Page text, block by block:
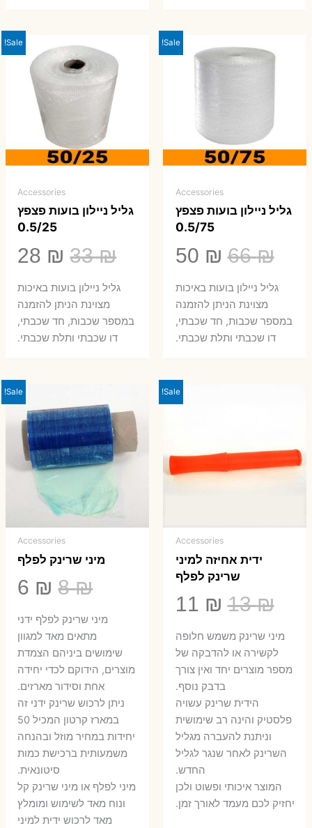
Sale!
Accessories
גליל ניילון בועות פצפץ
0.5/75
66₪
המחיר
המקורי
היה:
66 ₪.
50 ₪
הנוכחיגליל ניילון בועות באיכות
מצוינת הניתן להזמנה
במספר שכבות, חד שכבתי,
דו שכבתי ותלת שכבתי.
Sale!
Accessories
גליל ניילון בועות פצפץ
0.5/25
33₪
המחיר
המקורי
היה:
33 ₪.
28 ₪
₪.
גליל ניילון בועות באיכות
מצוינת הניתן להזמנה
במספר שכבות, חד שכבתי,
דו שכבתי ותלת שכבתי.
Sale!
Accessories
ידית אחיזה למיני
שרינק לפלף
13₪
המחיר
המקורי
היה:
13 ₪.
11 ₪
הוא:
​מיני שרינק משמש חלופה
לקשירה או להדבקה של
מספר מוצרים יחד ואין צורך
בדבק נוסף.
הידית שרינק עשויה
פלסטיק והינה רב שימושית
וניתנת להעברה מגליל
השרינק לאחר שנגר לגליל
החדש.
המוצר איכותי ופשוט ולכן
יחזיק לכם מעמד לאורך זמן.
Sale!
Accessories
מיני שרינק לפלף
8₪
היה:
8 ₪.
6 ₪
6 ₪.
מיני שרינק לפלף ידני
מתאים מאד למגוון
שימושים ביניהם הצמדת
מוצרים, הידוקם לכדי יחידה
אחת וסידור מארזים.
ניתן לרכוש שרינק ידני זה
במארז קרטון המכיל 50
יחידות במחיר מוזל ובהנחה
משמעותית ברכישת כמות
סיטונאית.
מיני לפלף או מיני שרינק קל
ונוח מאד לשימוש ומומלץ
מאד לרכוש ידית למיני